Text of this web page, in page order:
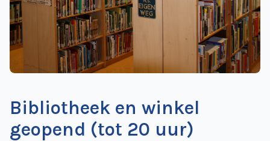
Mijn
NVBS
Bibliotheek en winkel
geopend (tot 20 uur)